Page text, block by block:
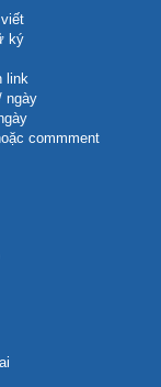
ký
link
ngày
commment